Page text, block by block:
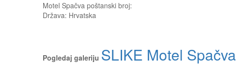
Motel Spačva poštanski broj:
Država: Hrvatska
Pogledaj galeriju SLIKE Motel Spačva